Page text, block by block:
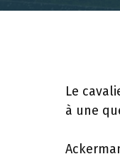
Le
à une